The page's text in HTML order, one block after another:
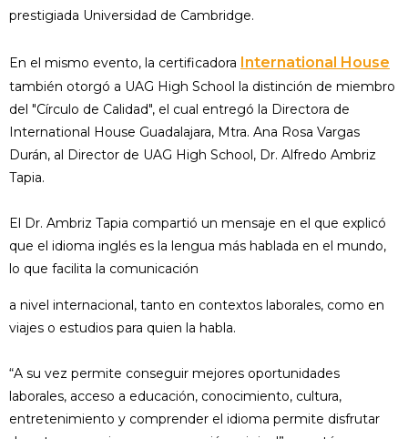
prestigiada Universidad de Cambridge.
En el mismo evento, la certificadora International House
también otorgó a UAG High School la distinción de miembro
del "Círculo de Calidad", el cual entregó la Directora de
International House Guadalajara, Mtra. Ana Rosa Vargas
Durán, al Director de UAG High School, Dr. Alfredo Ambriz
Tapia.
El Dr. Ambriz Tapia compartió un mensaje en el que explicó
que el idioma inglés es la lengua más hablada en el mundo,
lo que facilita la comunicación
a nivel internacional, tanto en contextos laborales, como en
viajes o estudios para quien la habla.
“A su vez permite conseguir mejores oportunidades
laborales, acceso a educación, conocimiento, cultura,
entretenimiento y comprender el idioma permite disfrutar